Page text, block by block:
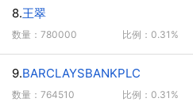
8.王翠
数量：780000 比例：0.31%
9.BARCLAYSBANKPLC
数量：764510 比例：0.31%